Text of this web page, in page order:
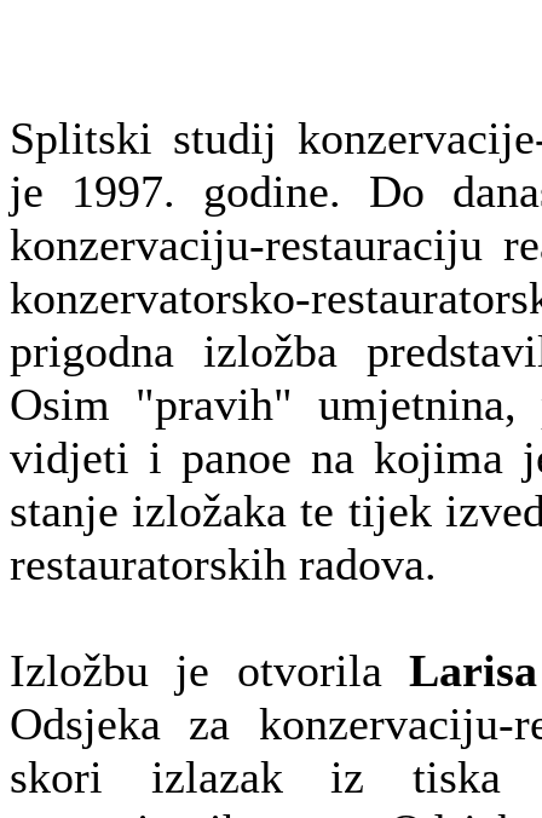
Splitski studij
je 1997. godine. Do
konzervaciju-restauraciju
konzervatorsko-
prigodna izložba
Osim "pravih"
vidjeti i panoe na kojima
stanje izložaka te tijek
restauratorskih radova.
Izložbu je otvorila
Odsjeka za konzervaciju-
skori izlazak iz tiska